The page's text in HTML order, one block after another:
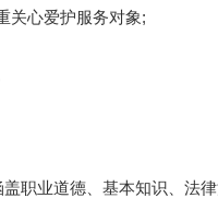
心爱护服务对象;
业道德、基本知识、法律